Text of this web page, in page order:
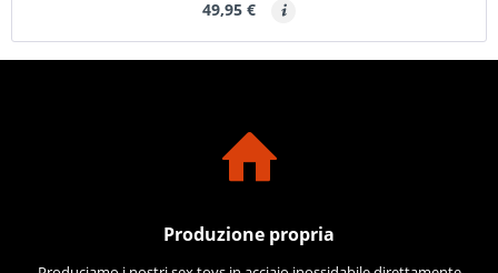
49,95 €
Produzione propria